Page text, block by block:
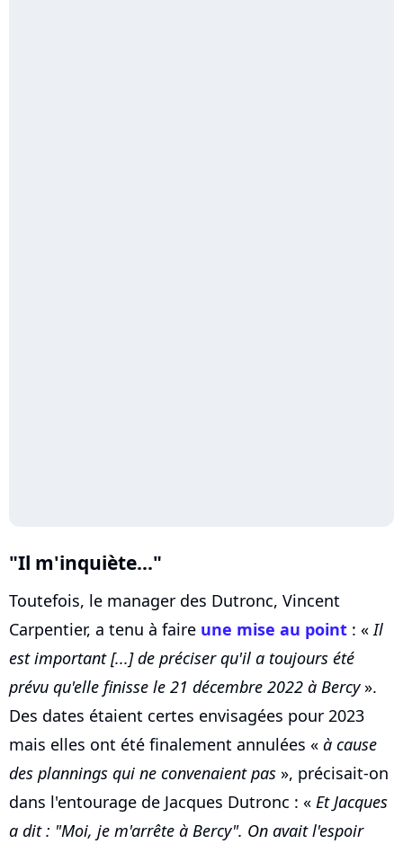
"Il m'inquiète..."
Toutefois, le manager des Dutronc, Vincent
Carpentier, a tenu à faire une mise au point : «Il
est important [...] de préciser qu'il a toujours été
prévu qu'elle finisse le 21 décembre 2022 à Bercy».
Des dates étaient certes envisagées pour 2023
mais elles ont été finalement annulées « à cause
des plannings qui ne convenaient pas », précisait-on
dans l'entourage de Jacques Dutronc : « Et Jacques
a dit : "Moi, je m'arrête à Bercy". On avait l'espoir